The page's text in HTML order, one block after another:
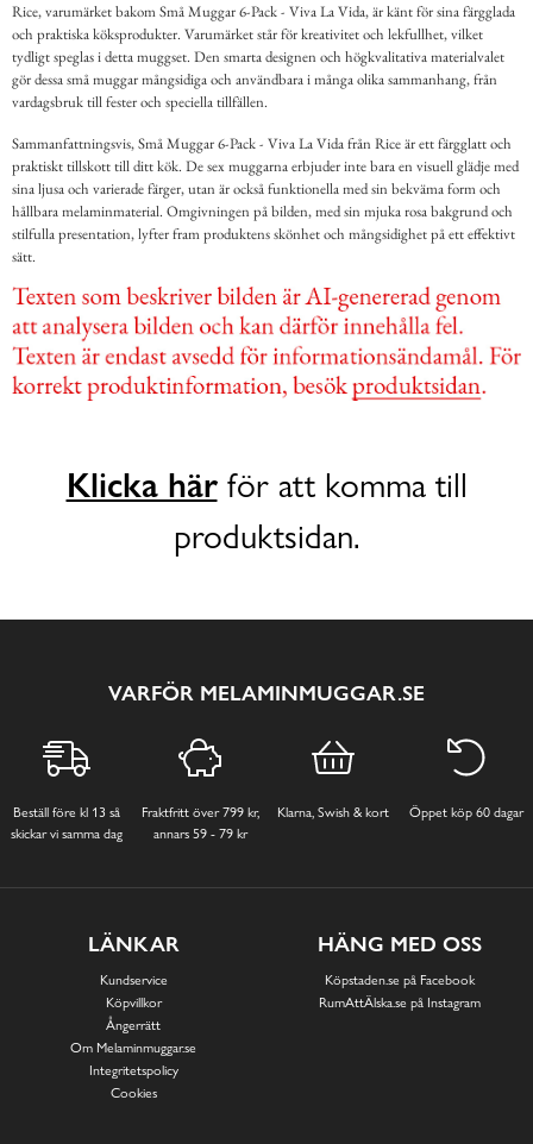
Rice, varumärket bakom Små Muggar 6-Pack - Viva La Vida, är känt för sina färgglada
och praktiska köksprodukter. Varumärket står för kreativitet och lekfullhet, vilket
tydligt speglas i detta muggset. Den smarta designen och högkvalitativa materialvalet
gör dessa små muggar mångsidiga och användbara i många olika sammanhang, från
vardagsbruk till fester och speciella tillfällen.
Sammanfattningsvis, Små Muggar 6-Pack - Viva La Vida från Rice är ett färgglatt och
praktiskt tillskott till ditt kök. De sex muggarna erbjuder inte bara en visuell glädje med
sina ljusa och varierade färger, utan är också funktionella med sin bekväma form och
hållbara melaminmaterial. Omgivningen på bilden, med sin mjuka rosa bakgrund och
stilfulla presentation, lyfter fram produktens skönhet och mångsidighet på ett effektivt
sätt.
Klicka härför att komma till
produktsidan.
VARFÖR MELAMINMUGGAR.SE
Beställ före kl 13 så
skickar vi samma dag
Fraktfritt över 799 kr,
annars 59 - 79 kr
Klarna, Swish & kort Öppet köp 60 dagar
LÄNKAR
Kundservice
Köpvillkor
Ångerrätt
Om Melaminmuggar.se
Integritetspolicy
Cookies
HÄNG MED OSS
Köpstaden.se på Facebook
RumAttÄlska.se på Instagram